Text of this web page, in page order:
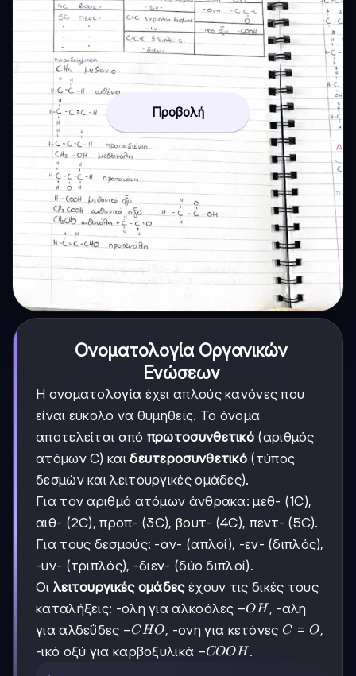
Προβολή
Ονοματολογία Οργανικών
Ενώσεων
Η ονοματολογία έχει απλούς κανόνες που
είναι εύκολο να θυμηθείς. Το όνομα
αποτελείται από πρωτοσυνθετικό (αριθμός
ατόμων C) καιδευτεροσυνθετικό (τύπος
δεσμών και λειτουργικές ομάδες).
Για τον αριθμό ατόμων άνθρακα: μεθ- (1C),
αιθ- (2C), προπ- (3C), βουτ- (4C), πεντ- (5C).
Για τους δεσμούς: -αν- (απλοί), -εν- (διπλός),
-υν- (τριπλός), -διεν- (δύο διπλοί).
Οι λειτουργικές ομάδεςέχουν τις δικές τους
καταλήξεις: -ολη για αλκοόλες -
OH
−OH , -αλη
για αλδεΰδες -
CHO
−CHO, -ονη για κετόνες C=O
C = O,
-ικό οξύ για καρβοξυλικά -
−COOH .